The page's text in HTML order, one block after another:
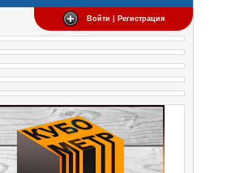
Войти | Регистрация